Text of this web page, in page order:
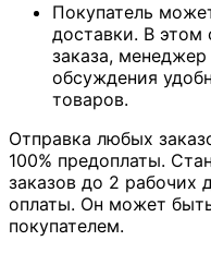
Покупатель
доставки. В этом
заказа,
обсуждения
товаров.
Отправка любых
100% предоплаты.
заказов до 2 рабочих
оплаты. Он может
покупателем.